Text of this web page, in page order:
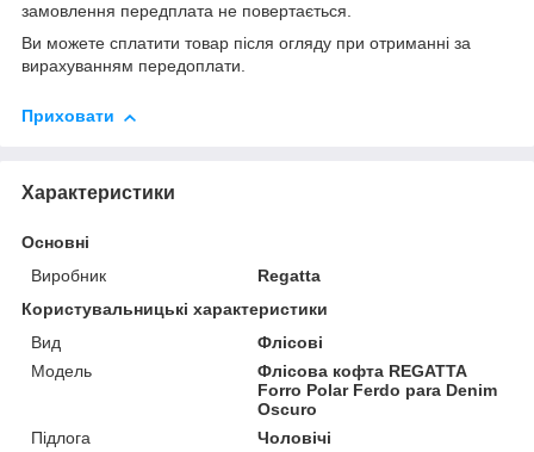
замовлення передплата не повертається.
Ви можете сплатити товар після огляду при отриманні за
вирахуванням передоплати.
Приховати
Характеристики
Основні
Виробник
Regatta
Користувальницькі характеристики
Вид
Флісові
Мoдель
Флісова кофта REGATTA
Forro Polar Ferdo para Denim
Oscuro
Підлога
Чоловічі